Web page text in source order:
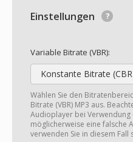
Einstellungen
Variable Bitrate (VBR):
Konstante Bitrate
Wählen Sie den
Bitrate (VBR) MP3 aus.
Audioplayer bei Verwendung
möglicherweise eine falsche
verwenden Sie in diesem Fall